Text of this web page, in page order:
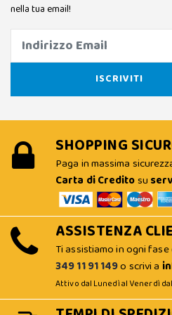
nella tua email!
SHOPPING
Paga in massima
Carta di Creditosu
ASSISTENZA
Ti assistiamo in ogni
349 11 91 149o scrivi a
Attivo dal Lunedì al Venerdì